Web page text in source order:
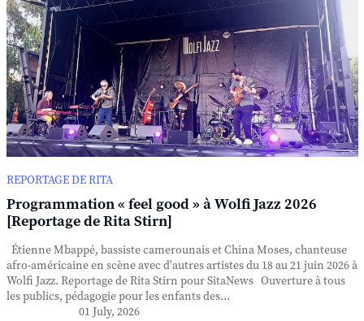
REPORTAGE DE RITA
Programmation « feel good » à Wolfi Jazz 2026
[Reportage de Rita Stirn]
Étienne Mbappé, bassiste camerounais et China Moses, chanteuse
afro-américaine en scène avec d'autres artistes du 18 au 21 juin 2026 à
Wolfi Jazz. Reportage de Rita Stirn pour SitaNews Ouverture à tous
les publics, pédagogie pour les enfants des...
01 July, 2026